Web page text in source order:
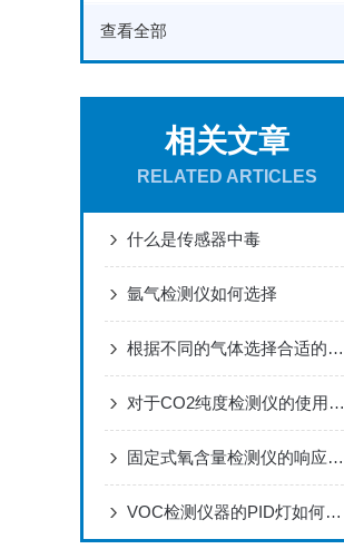
查看全部
相关文章
RELATED ARTICLES
什么是传感器中毒
氩气检测仪如何选择
根据不同的气体选择合适的气体报警器
对于CO2纯度检测仪的使用你做的正确吗？看这里！
固定式氧含量检测仪的响应时间和采样频率有何关联？
VOC检测仪器的PID灯如何正确选择和使用？